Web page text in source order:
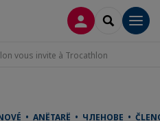
CONNEXION
vous invite à Trocathlon
• ANËTARË • ЧЛЕНОВЕ •